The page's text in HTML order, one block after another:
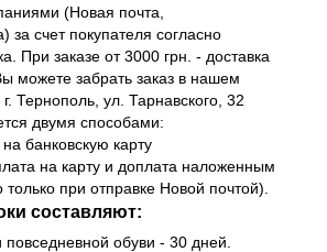
(Новая почта,
за счет покупателя согласно
При заказе от 3000 грн. - доставка
можете забрать заказ в нашем
Тернополь, ул. Тарнавского, 32
двумя способами:
банковскую карту
на карту и доплата наложенным
при отправке Новой почтой).
составляют:
обуви - 30 дней.